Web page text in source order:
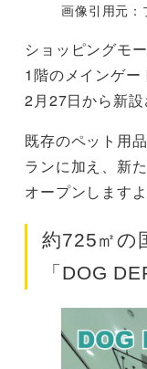
画像引用元：
ショッピングモ
1階のメインゲ
2月27日から新設
既存のペット用
ランに加え、新
オープンしますよ
約725㎡の
「DOG